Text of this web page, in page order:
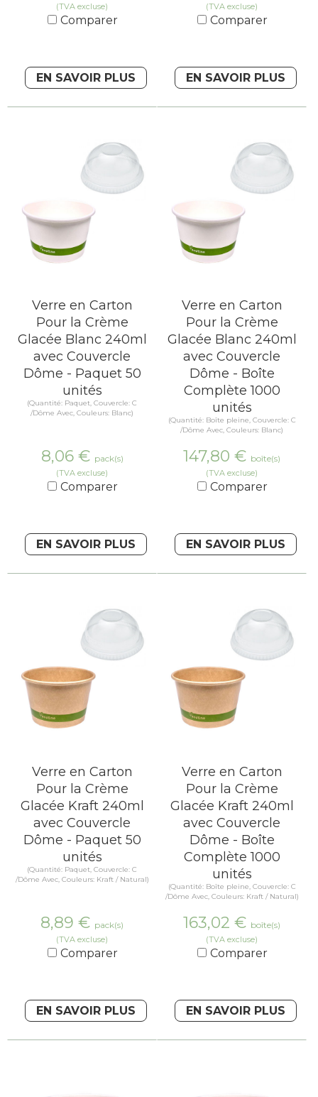
(TVA excluse)
Comparer
EN SAVOIR PLUS
(TVA excluse)
Comparer
EN SAVOIR PLUS
Verre en Carton
Pour la Crème
Glacée Blanc 240ml
avec Couvercle
Dôme - Paquet 50
unités
(Quantité: Paquet, Couvercle: C
/Dôme Avec, Couleurs: Blanc)
8,06 € pack(s)
(TVA excluse)
Comparer
EN SAVOIR PLUS
Verre en Carton
Pour la Crème
Glacée Blanc 240ml
avec Couvercle
Dôme - Boîte
Complète 1000
unités
(Quantité: Boîte pleine, Couvercle: C
/Dôme Avec, Couleurs: Blanc)
147,80 € boîte(s)
(TVA excluse)
Comparer
EN SAVOIR PLUS
Verre en Carton
Pour la Crème
Glacée Kraft 240ml
avec Couvercle
Dôme - Paquet 50
unités
(Quantité: Paquet, Couvercle: C
/Dôme Avec, Couleurs: Kraft / Natural)
8,89 € pack(s)
(TVA excluse)
Comparer
EN SAVOIR PLUS
Verre en Carton
Pour la Crème
Glacée Kraft 240ml
avec Couvercle
Dôme - Boîte
Complète 1000
unités
(Quantité: Boîte pleine, Couvercle: C
/Dôme Avec, Couleurs: Kraft / Natural)
163,02 € boîte(s)
(TVA excluse)
Comparer
EN SAVOIR PLUS